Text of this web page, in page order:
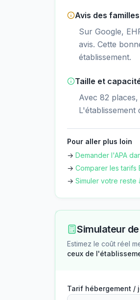
Avis des familles
Sur Google,
avis. Cette
établissement.
Taille et
Avec 82
L'établissement
Pour aller plus loin
→ Demander l'APA
→ Comparer les tarifs
→ Simuler votre reste
Simulateur
Estimez le coût réel
ceux de
Tarif hébergement /